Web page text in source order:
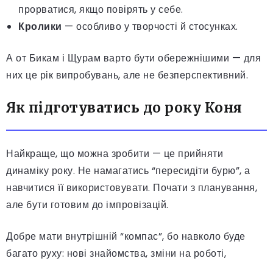
прорватися, якщо повірять у себе.
Кролики — особливо у творчості й стосунках.
А от Бикам і Щурам варто бути обережнішими — для
них це рік випробувань, але не безперспективний.
Як підготуватись до року Коня
Найкраще, що можна зробити — це прийняти
динаміку року. Не намагатись “пересидіти бурю”, а
навчитися її використовувати. Почати з планування,
але бути готовим до імпровізацій.
Добре мати внутрішній “компас”, бо навколо буде
багато руху: нові знайомства, зміни на роботі,